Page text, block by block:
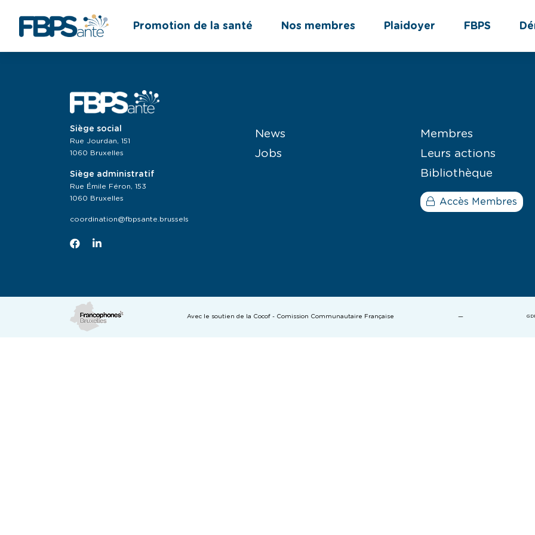
Promotion de la santé Nos membres Plaidoyer FBPS
Siège social
Rue Jourdan, 151
1060 Bruxelles
Siège administratif
Rue Émile Féron, 153
1060 Bruxelles
coordination@fbpsante.brussels
News
Jobs
Membres
Leurs actions
Bibliothèque
Accès Membres
Avec le soutien de la Cocof - Comission Communautaire Française —